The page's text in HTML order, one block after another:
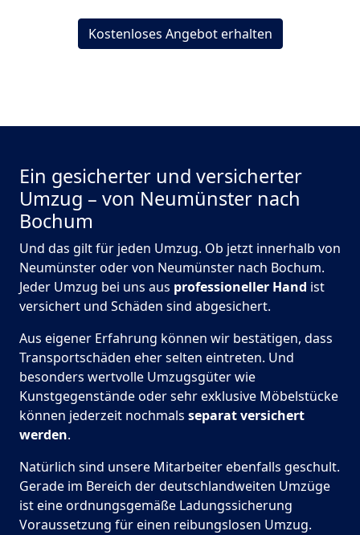
Kostenloses Angebot erhalten
Ein gesicherter und versicherter
Umzug – von Neumünster nach
Bochum
Und das gilt für jeden Umzug. Ob jetzt innerhalb von
Neumünster oder von Neumünster nach Bochum.
Jeder Umzug bei uns aus professioneller Hand ist
versichert und Schäden sind abgesichert.
Aus eigener Erfahrung können wir bestätigen, dass
Transportschäden eher selten eintreten. Und
besonders wertvolle Umzugsgüter wie
Kunstgegenstände oder sehr exklusive Möbelstücke
können jederzeit nochmals separat versichert
werden.
Natürlich sind unsere Mitarbeiter ebenfalls geschult.
Gerade im Bereich der deutschlandweiten Umzüge
ist eine ordnungsgemäße Ladungssicherung
Voraussetzung für einen reibungslosen Umzug.